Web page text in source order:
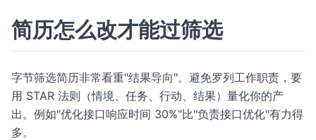
简历怎么改才能过筛选
字节筛选简历非常看重"结果导向"。避免罗列工作职责，要
用 STAR 法则（情境、任务、行动、结果）量化你的产
出。例如"优化接口响应时间 30%"比"负责接口优化"有力得
多。